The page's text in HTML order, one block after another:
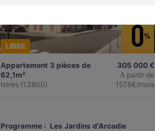
LIBRE
Appartement 3 pièces de
62,1m²
Istres (13800)
305 000 €
A partir de
1576€/mois
Programme : Les Jardins d'Arcadie